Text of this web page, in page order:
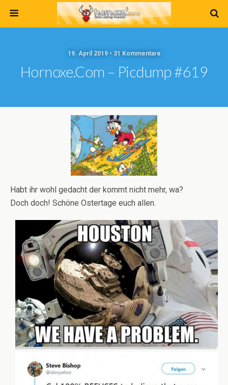
19. April 2019 • 31 Kommentare
Hornoxe.com – Picdump #619
Habt ihr wohl gedacht der kommt nicht mehr, wa?
Doch doch! Schöne Ostertage euch allen.